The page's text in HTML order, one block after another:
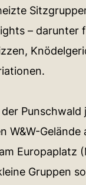
– darunter
Punschwald
W&W-
Europaplatz
Gruppen